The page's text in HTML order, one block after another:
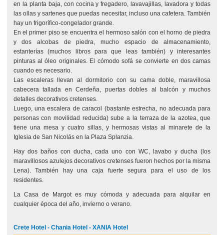
en la planta baja, con cocina y fregadero, lavavajillas, lavadora y todas
las ollas y sartenes que puedas necesitar, incluso una cafetera. También
hay un frigorífico-congelador grande.
En el primer piso se encuentra el hermoso salón con el horno de piedra
y dos alcobas de piedra, mucho espacio de almacenamiento,
estanterías (muchos libros para que leas también) y interesantes
pinturas al óleo originales. El cómodo sofá se convierte en dos camas
cuando es necesario.
Las escaleras llevan al dormitorio con su cama doble, maravillosa
cabecera tallada en Cerdeña, puertas dobles al balcón y muchos
detalles decorativos cretenses.
Luego, una escalera de caracol (bastante estrecha, no adecuada para
personas con movilidad reducida) sube a la terraza de la azotea, que
tiene una mesa y cuatro sillas, y hermosas vistas al minarete de la
Iglesia de San Nicolás en la Plaza Splanzia.
Hay dos baños con ducha, cada uno con WC, lavabo y ducha (los
maravillosos azulejos decorativos cretenses fueron hechos por la misma
Lena). También hay una caja fuerte segura para el uso de los
residentes.
La Casa de Margot es muy cómoda y adecuada para alquilar en
cualquier época del año, invierno o verano.
Crete Hotel - Chania Hotel - ΧΑΝΙΑ Hotel